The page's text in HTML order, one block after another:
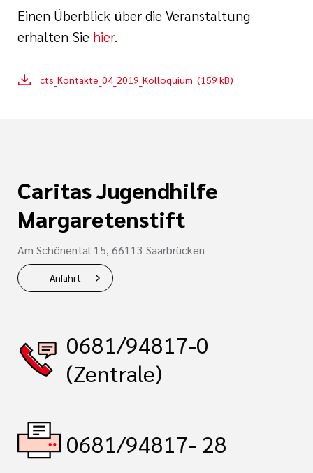
Einen Überblick über die Veranstaltung
erhalten Sie hier.
cts_Kontakte_04_2019_Kolloquium (159 kB)
Caritas Jugendhilfe
Margaretenstift
Am Schönental 15, 66113 Saarbrücken
Anfahrt
0681/94817-0
(Zentrale)
0681/94817- 28